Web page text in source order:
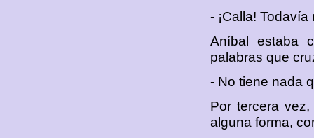
- ¡Calla!
Aníbal estaba
palabras que
- No tiene nada
Por tercera
alguna forma,